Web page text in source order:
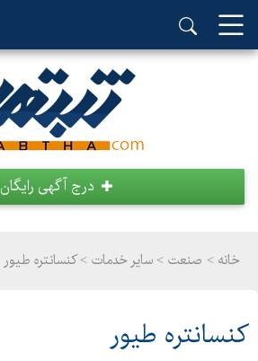
درج آگهی رایگان
خانه > صنعت > سایر خدمات > کنسانتره طیور
کنسانتره طیور